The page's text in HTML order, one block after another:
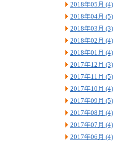
2018年05月 (4)
2018年04月 (5)
2018年03月 (3)
2018年02月 (4)
2018年01月 (4)
2017年12月 (3)
2017年11月 (5)
2017年10月 (4)
2017年09月 (5)
2017年08月 (4)
2017年07月 (4)
2017年06月 (4)